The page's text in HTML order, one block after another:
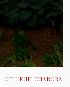
ОТ НЕЛИ СЛАВОВА